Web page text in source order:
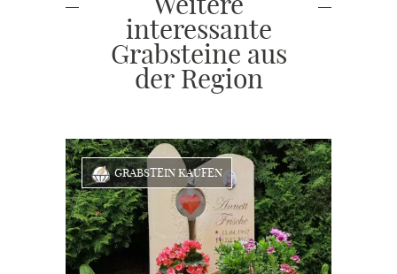
interessante
Grabsteine aus
der Region
GRABSTEIN KAUFEN